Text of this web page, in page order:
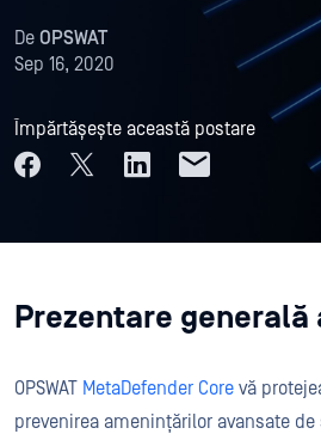
De OPSWAT
Sep 16, 2020
Împărtășește această postare
Prezentare generală
OPSWAT MetaDefender Core vă
prevenirea amenințărilor avansate